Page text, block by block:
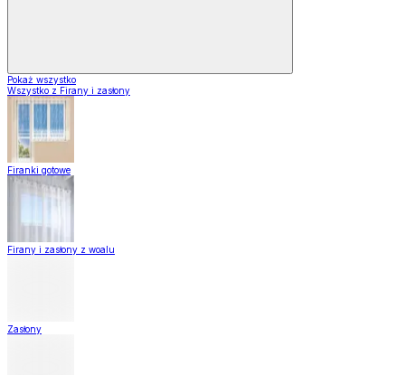
Pokaż wszystko
Wszystko z Firany i zasłony
Firanki gotowe
Firany i zasłony z woalu
Zasłony